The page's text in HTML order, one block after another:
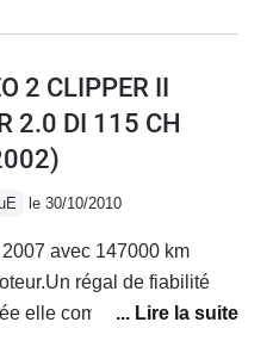
manuelle...bien
de bruit particulier qui
C'EST TOUT.Elle a
probleme entre
de freins,
bruit
revues automobiles),tres
rapidement oublier à
pas un tracteur sur les
2 CLIPPER II
2.0 DI 115 CH
le 30/10/2010
avec 147000 km
régal de fiabilité
elle comptabilise